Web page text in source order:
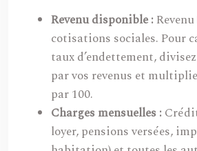
Revenu disponible :
cotisations sociales. Pour
taux d’endettement,
par vos revenus et
par 100.
Charges mensuelles :
loyer, pensions versées,